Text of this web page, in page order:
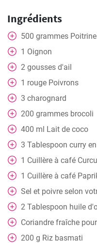
Ingrédients
500 grammes
1 Oignon
2 gousses d'ail
1 rouge Poivrons
3 charognard
200 grammes brocoli
400 ml Lait de coco
3 Tablespoon curry
1 Cuillère à café
1 Cuillère à café
Sel et poivre selon
2 Tablespoon huile
Coriandre fraîche
200 g Riz basmati